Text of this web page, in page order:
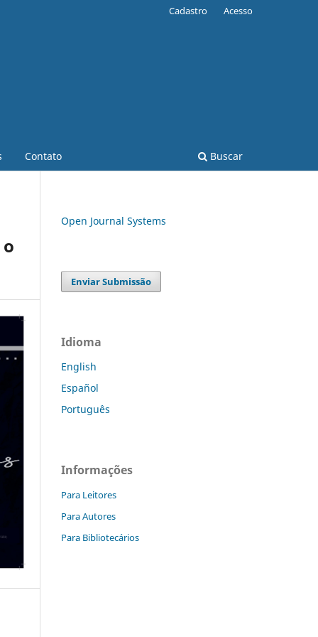
Contato Buscar
Cadastro Acesso
Open Journal Systems
Enviar Submissão
Idioma
English
Español
Português
Informações
Para Leitores
Para Autores
Para Bibliotecários